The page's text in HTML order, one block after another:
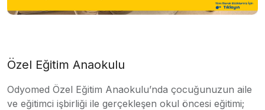
Özel Eğitim Anaokulu
Odyomed Özel Eğitim Anaokulu’nda çocuğunuzun aile
ve eğitimci işbirliği ile gerçekleşen okul öncesi eğitimi;